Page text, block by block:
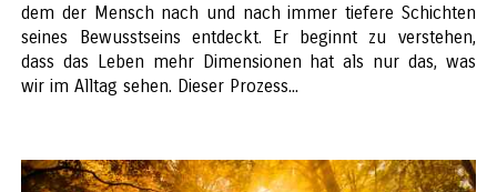
dem der Mensch nach und nach immer tiefere Schichten
seines Bewusstseins entdeckt. Er beginnt zu verstehen,
dass das Leben mehr Dimensionen hat als nur das, was
wir im Alltag sehen. Dieser Prozess...